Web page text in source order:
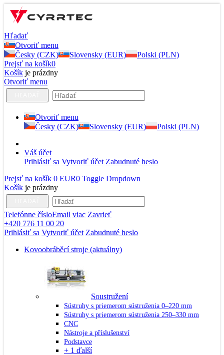
Hľadať
Otvoriť menu
Česky (CZK)
Slovensky (EUR)
Polski (PLN)
Prejsť na košík0
Košík je prázdny
Otvoriť menu
Otvoriť menu
Česky (CZK)
Slovensky (EUR) Polski (PLN)
Váš účet
Prihlásiť sa Vytvoriť účet Zabudnuté heslo
Prejsť na košík 0 EUR0 Toggle Dropdown
Košík je prázdny
Telefónne čísloEmail viac Zavrieť
+420 776 11 00 20
Prihlásiť sa Vytvoriť účet Zabudnuté heslo
Kovoobráběcí stroje (aktuálny)
Soustružení
Sústruhy s priemerom sústruženia 0–220 mm
Sústruhy s priemerom sústruženia 250–330 mm
CNC
Nástroje a příslušenství
Podstavce
+ 1 ďalší